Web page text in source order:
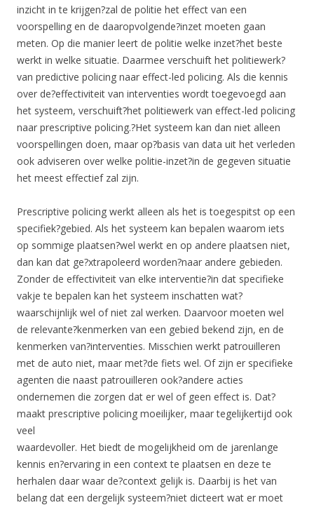
inzicht in te krijgen?zal de politie het effect van een
voorspelling en de daaropvolgende?inzet moeten gaan
meten. Op die manier leert de politie welke inzet?het beste
werkt in welke situatie. Daarmee verschuift het politiewerk?
van predictive policing naar effect-led policing. Als die kennis
over de?effectiviteit van interventies wordt toegevoegd aan
het systeem, verschuift?het politiewerk van effect-led policing
naar prescriptive policing.?Het systeem kan dan niet alleen
voorspellingen doen, maar op?basis van data uit het verleden
ook adviseren over welke politie-inzet?in de gegeven situatie
het meest effectief zal zijn.
Prescriptive policing werkt alleen als het is toegespitst op een
specifiek?gebied. Als het systeem kan bepalen waarom iets
op sommige plaatsen?wel werkt en op andere plaatsen niet,
dan kan dat ge?xtrapoleerd worden?naar andere gebieden.
Zonder de effectiviteit van elke interventie?in dat specifieke
vakje te bepalen kan het systeem inschatten wat?
waarschijnlijk wel of niet zal werken. Daarvoor moeten wel
de relevante?kenmerken van een gebied bekend zijn, en de
kenmerken van?interventies. Misschien werkt patrouilleren
met de auto niet, maar met?de fiets wel. Of zijn er specifieke
agenten die naast patrouilleren ook?andere acties
ondernemen die zorgen dat er wel of geen effect is. Dat?
maakt prescriptive policing moeilijker, maar tegelijkertijd ook
veel
waardevoller. Het biedt de mogelijkheid om de jarenlange
kennis en?ervaring in een context te plaatsen en deze te
herhalen daar waar de?context gelijk is. Daarbij is het van
belang dat een dergelijk systeem?niet dicteert wat er moet